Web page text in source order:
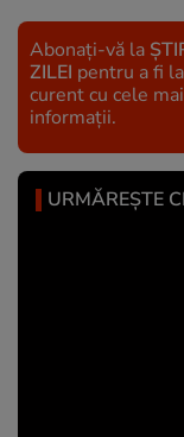
Abonați-vă la
ZILEI pentru a fi la
curent cu cele
informații.
URMĂREȘTE